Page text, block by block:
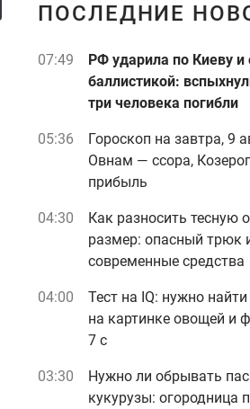
ПОСЛЕДНИЕ
07:49
РФ ударила по Киеву и
баллистикой:
три человека погибли
05:36
Гороскоп на завтра, 9
Овнам — ссора,
прибыль
04:30
Как разносить тесную
размер: опасный трюк
современные средства
04:00
Тест на IQ: нужно
на картинке овощей и
7 с
03:30
Нужно ли обрывать
кукурузы: огородница